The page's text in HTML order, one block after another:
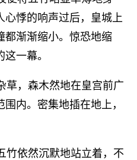
心悸的响声过后，皇城上
都渐渐缩小。惊恐地缩
一幕。
，森木然地在皇宫前广
内。密集地插在地上，
依然沉默地站立着，不